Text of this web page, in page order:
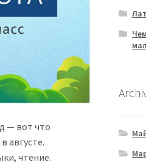
— вот что
августе.
чтение.